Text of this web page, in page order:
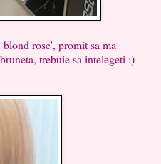
rose', promit sa ma
trebuie sa intelegeti :)